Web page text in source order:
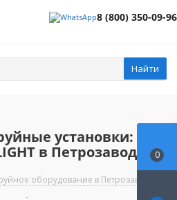
8 (800) 350-09-96
Найти
установки:
в Петрозаводске
оборудование в Петрозаводске
-
0